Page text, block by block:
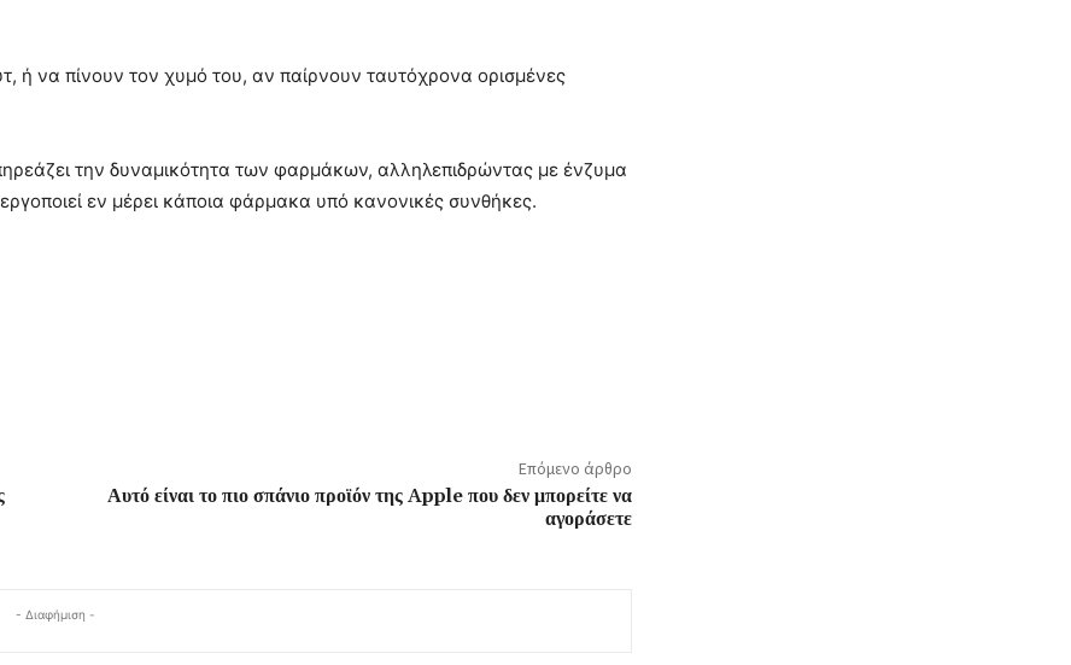
ή να πίνουν τον χυμό του, αν παίρνουν ταυτόχρονα ορισμένες
την δυναμικότητα των φαρμάκων, αλληλεπιδρώντας με ένζυμα
εν μέρει κάποια φάρμακα υπό κανονικές συνθήκες.
Επόμενο άρθρο
Αυτό είναι το πιο σπάνιο προϊόν της Apple που δεν μπορείτε να
αγοράσετε
- Διαφήμιση -